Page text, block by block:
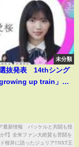
未分類
抜発表 14thシング
growing up train」